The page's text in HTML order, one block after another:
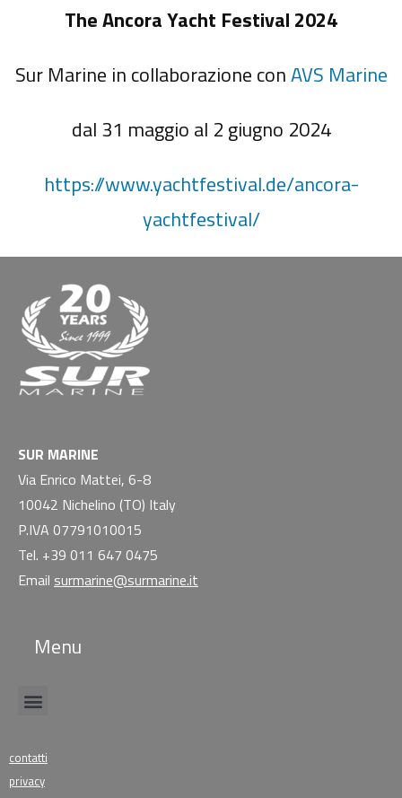
The Ancora Yacht Festival 2024
Sur Marine in collaborazione conAVS Marine
dal 31 maggio al 2 giugno 2024
https://www.yachtfestival.de/ancora-
yachtfestival/
SUR MARINE
Via Enrico Mattei, 6-8
10042 Nichelino (TO) Italy
P.IVA 07791010015
Tel. +39 011 647 0475
Email surmarine@surmarine.it
Menu
contatti
privacy